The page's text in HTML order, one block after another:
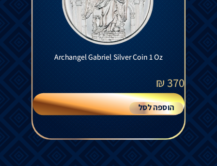
Archangel Gabriel Silver Coin 1 Oz
370
₪
הוספה לסל